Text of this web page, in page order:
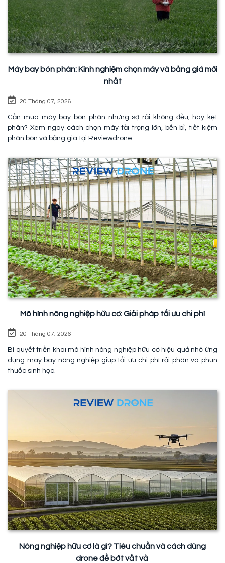
Máy bay bón phân: Kinh nghiệm chọn máy và bảng giá mới
nhất
20 Tháng 07, 2026
Cần mua máy bay bón phân nhưng sợ rải không đều, hay kẹt
phân? Xem ngay cách chọn máy tải trọng lớn, bền bỉ, tiết kiệm
phân bón và bảng giá tại Reviewdrone.
Mô hình nông nghiệp hữu cơ: Giải pháp tối ưu chi phí
20 Tháng 07, 2026
Bí quyết triển khai mô hình nông nghiệp hữu cơ hiệu quả nhờ ứng
dụng máy bay nông nghiệp giúp tối ưu chi phí rải phân và phun
thuốc sinh học.
Nông nghiệp hữu cơ là gì? Tiêu chuẩn và cách dùng
drone để bớt vất vả